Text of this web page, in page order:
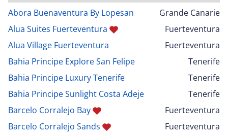
Abora Buenaventura By Lopesan
Grande Canarie
Alua Suites Fuerteventura
Fuerteventura
Alua Village Fuerteventura
Fuerteventura
Bahia Principe Explore San Felipe
Tenerife
Bahia Principe Luxury Tenerife
Tenerife
Bahia Principe Sunlight Costa Adeje
Tenerife
Barcelo Corralejo Bay
Fuerteventura
Barcelo Corralejo Sands
Fuerteventura